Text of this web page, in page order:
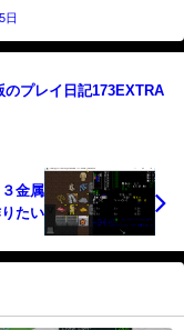
日
プレイ日記173EXTRA
金属
たい